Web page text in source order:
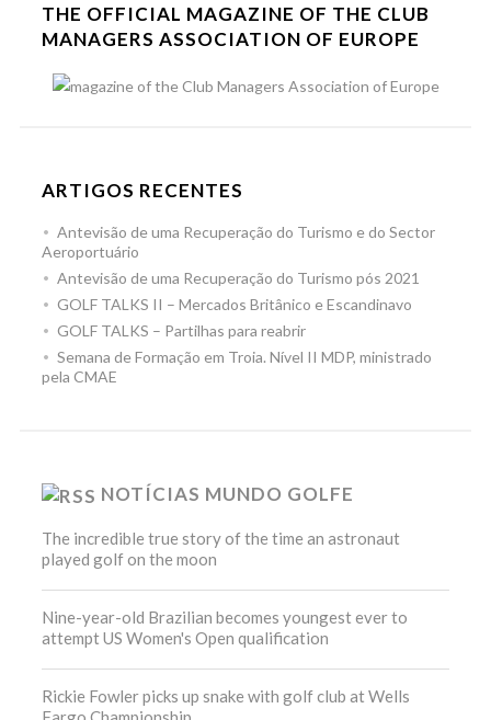
THE OFFICIAL MAGAZINE OF THE CLUB
MANAGERS ASSOCIATION OF EUROPE
ARTIGOS RECENTES
Antevisão de uma Recuperação do Turismo e do Sector
Aeroportuário
Antevisão de uma Recuperação do Turismo pós 2021
GOLF TALKS II – Mercados Britânico e Escandinavo
GOLF TALKS – Partilhas para reabrir
Semana de Formação em Troia. Nível II MDP, ministrado
pela CMAE
NOTÍCIAS MUNDO GOLFE
The incredible true story of the time an astronaut
played golf on the moon
Nine-year-old Brazilian becomes youngest ever to
attempt US Women's Open qualification
Rickie Fowler picks up snake with golf club at Wells